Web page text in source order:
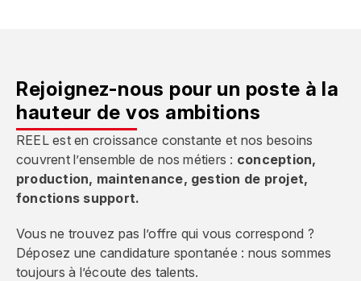
Rejoignez-nous pour un poste à la
hauteur de vos ambitions
REEL est en croissance constante et nos besoins
couvrent l’ensemble de nos métiers : conception,
production, maintenance, gestion de projet,
fonctions support.
Vous ne trouvez pas l’offre qui vous correspond ?
Déposez une candidature spontanée : nous sommes
toujours à l’écoute des talents.